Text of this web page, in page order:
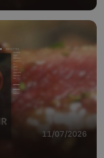
11/07/2026